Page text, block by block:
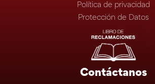
Política de privacidad
Protección de Datos
Contáctanos